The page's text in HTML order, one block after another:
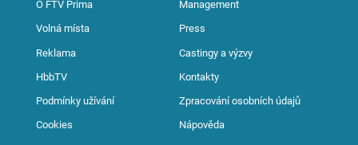
O FTV Prima Management
Volná místa Press
Reklama Castingy a výzvy
HbbTV Kontakty
Podmínky užívání Zpracování osobních údajů
Cookies Nápověda